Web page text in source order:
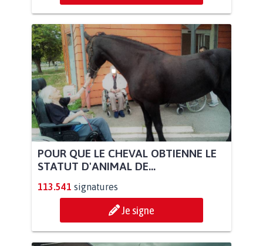
POUR QUE LE CHEVAL OBTIENNE LE
STATUT D'ANIMAL DE...
113.541 signatures
Je signe